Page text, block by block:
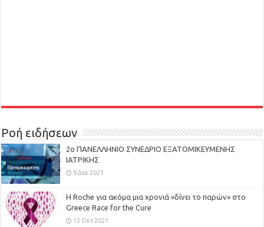
Ροή ειδήσεων
2ο ΠΑΝΕΛΛΗΝΙΟ ΣΥΝΕΔΡΙΟ ΕΞΑΤΟΜΙΚΕΥΜΕΝΗΣ
ΙΑΤΡΙΚΗΣ
9 Δεκ 2021
H Roche για ακόμα μια χρονιά «δίνει το παρών» στο
Greece Race for the Cure
12 Οκτ 2021